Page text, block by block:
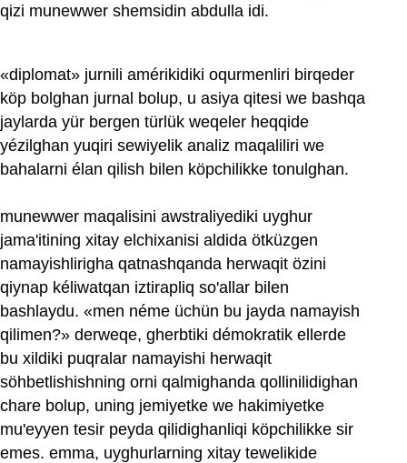
qizi munewwer shemsidin abdulla idi.
«diplomat» jurnili amérikidiki oqurmenliri birqeder
köp bolghan jurnal bolup, u asiya qitesi we bashqa
jaylarda yür bergen türlük weqeler heqqide
yézilghan yuqiri sewiyelik analiz maqaliliri we
bahalarni élan qilish bilen köpchilikke tonulghan.
munewwer maqalisini awstraliyediki uyghur
jama'itining xitay elchixanisi aldida ötküzgen
namayishlirigha qatnashqanda herwaqit özini
qiynap kéliwatqan iztirapliq so'allar bilen
bashlaydu. ‏«men néme üchün bu jayda namayish
qilimen?» derweqe, gherbtiki démokratik ellerde
bu xildiki puqralar namayishi herwaqit
söhbetlishishning orni qalmighanda qollinilidighan
chare bolup, uning jemiyetke we hakimiyetke
mu'eyyen tesir peyda qilidighanliqi köpchilikke sir
emes. emma, uyghurlarning xitay tewelikide